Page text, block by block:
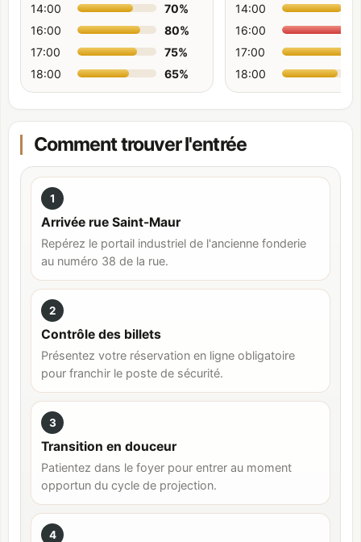
14:00
70%
16:00
80%
17:00
75%
18:00
65%
14:00
16:00
17:00
18:00
Comment trouver l'entrée
1
Arrivée rue Saint-Maur
Repérez le portail industriel de l'ancienne fonderie
au numéro 38 de la rue.
2
Contrôle des billets
Présentez votre réservation en ligne obligatoire
pour franchir le poste de sécurité.
3
Transition en douceur
Patientez dans le foyer pour entrer au moment
opportun du cycle de projection.
4